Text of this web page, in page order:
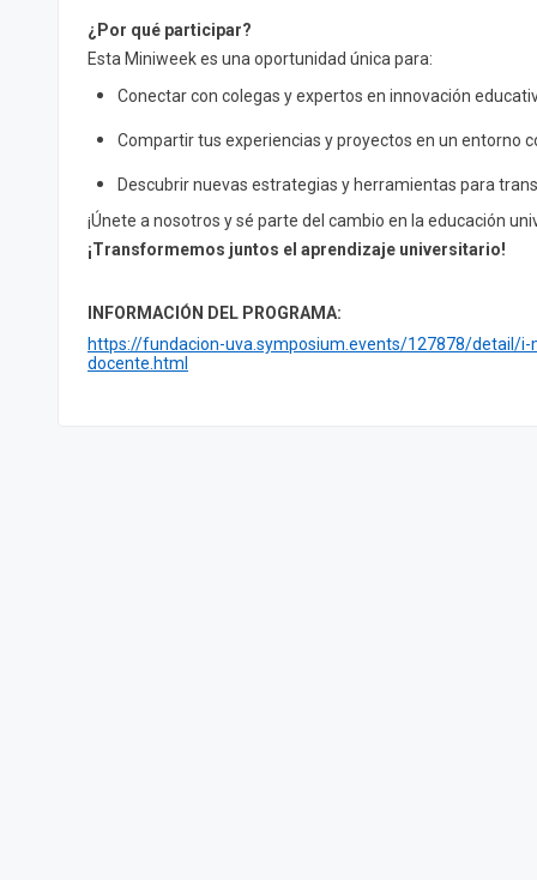
¿Por qué participar?
Esta Miniweek es una oportunidad única para:
Conectar con colegas y expertos en innovación
Compartir tus experiencias y proyectos en un entorno
Descubrir nuevas estrategias y herramientas para
¡Únete a nosotros y sé parte del cambio en la educación
¡Transformemos juntos el aprendizaje universitario!
INFORMACIÓN DEL PROGRAMA:
https://fundacion-uva.symposium.events/127878/detail/i-
docente.html